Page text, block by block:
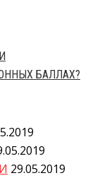
БАЛЛАХ?
29.05.2019